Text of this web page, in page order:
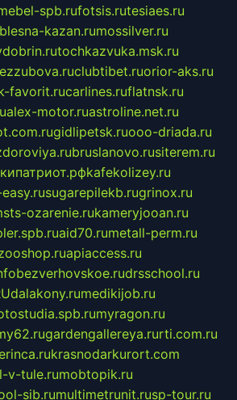
spb.rufotsis.rutesiaes.ru
blesna-kazan.rumossilver.ru
tochkazvuka.msk.ru
clubtibet.ruorior-aks.ru
favorit.rucarlines.ruflatnsk.ru
alex-motor.ruastroline.net.ru
gidlipetsk.ruooo-driada.ru
bruslanovo.rusiterem.ru
kafekolizey.ru
sugarepilekb.rugrinox.ru
ozarenie.rukameryjooan.ru
aid70.rumetall-perm.ru
apiaccess.ru
bezverhovskoe.rudrsschool.ru
dalakony.rumedikijob.ru
myragon.ru
gardengallereya.rurti.com.ru
krasnodarkurort.com
v-tule.rumobtopik.ru
sib.rumultimetrunit.rusp-tour.ru